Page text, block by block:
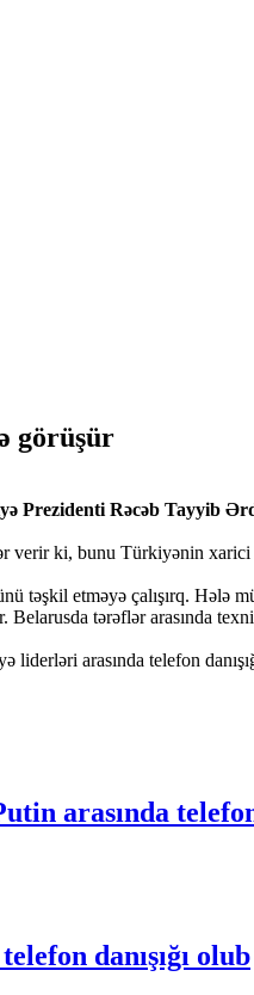
görüşür
Rəcəb Tayyib
verir ki, bunu Türkiyənin
təşkil etməyə çalışırq. Hələ
Belarusda tərəflər arasında
liderləri arasında telefon
arasında telefon
danışığı olub